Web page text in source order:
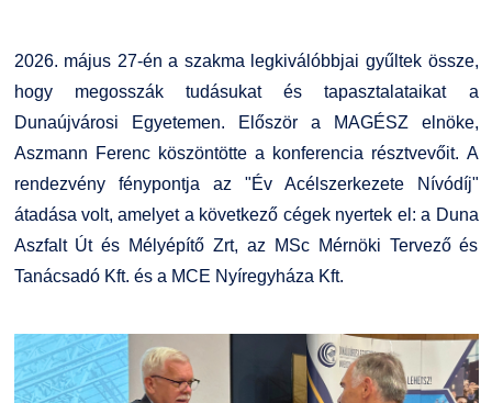
Nemzetközi Lehetőségek
Szolgáltatások
Fordítási Szolgáltatások
GY.I.K.
Kerpely Antal Szakkollégium KASZK
Átjelentkezőknek
Kapcsolat
TDK/Tehetségnap
Online Studium
Atomerőművi Képzési Bázis
2026. május 27-én a szakma legkiválóbbjai gyűltek össze,
hogy megosszák tudásukat és tapasztalataikat a
Dunaújvárosi Egyetemen. Először a MAGÉSZ elnöke,
Aszmann Ferenc köszöntötte a konferencia résztvevőit. A
rendezvény fénypontja az "Év Acélszerkezete Nívódíj"
átadása volt, amelyet a következő cégek nyertek el: a Duna
Aszfalt Út és Mélyépítő Zrt, az MSc Mérnöki Tervező és
Tanácsadó Kft. és a MCE Nyíregyháza Kft.